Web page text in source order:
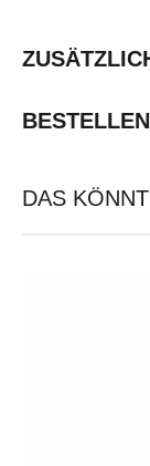
BESTELLEN
DAS